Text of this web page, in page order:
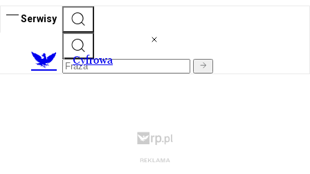
Serwisy
Cyfrowa